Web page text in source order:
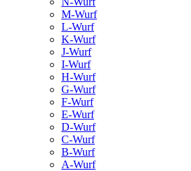
M-Wurf
L-Wurf
K-Wurf
J-Wurf
I-Wurf
H-Wurf
G-Wurf
F-Wurf
E-Wurf
D-Wurf
C-Wurf
B-Wurf
A-Wurf